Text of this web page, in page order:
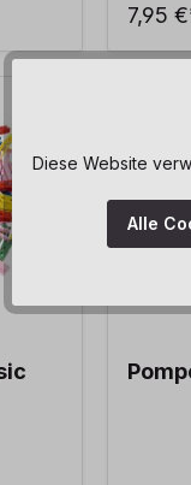
7,95
Diese Website
Alle